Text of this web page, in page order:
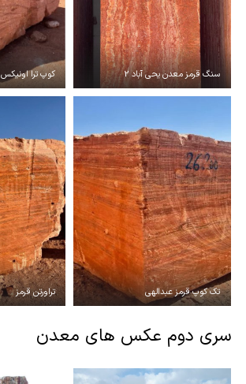
سنگ قرمز معدن یحی آباد 2 کوپ ترا اونیکس
تک کوپ قرمز عبدالهی تراورتن قرمز
سری دوم عکس های معدن